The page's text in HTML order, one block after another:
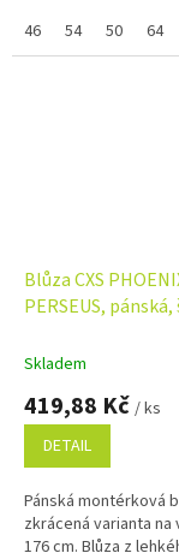
odlehčené gramáži
práci...
46 54 50 64
Blůza CXS
PERSEUS,
Skladem
419,88 Kč / ks
DETAIL
Pánská montérková
zkrácená varianta na
176 cm. Blůza z